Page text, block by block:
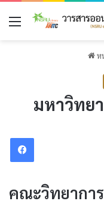
เมนู
ห
มหาวิทย
Facebook
คณะวิทยากา